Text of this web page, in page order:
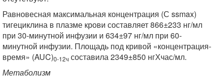
Равновесная максимальная концентрация (С ssmax)
тигециклина в плазме крови составляет 866±233 нг/мл
при 30-минутной инфузии и 634±97 нг/мл при 60-
минутной инфузии. Площадь под кривой «концентрация-
время» (AUC)0-12ч составила 2349±850 нгХчас/мл.
Метаболизм